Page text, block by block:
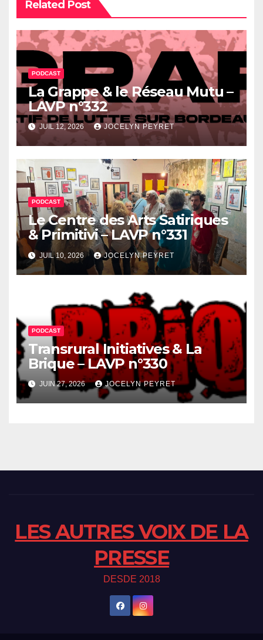
Related Post
PODCAST
La Grappe & le Réseau Mutu –
LAVP n°332
JUIL 12, 2026 JOCELYN PEYRET
PODCAST
Le Centre des Arts Satiriques
& Primitivi – LAVP n°331
JUIL 10, 2026 JOCELYN PEYRET
PODCAST
Transrural Initiatives & La
Brique – LAVP n°330
JUIN 27, 2026 JOCELYN PEYRET
LES AUTRES VOIX DE LA
PRESSE
DESDE 2018